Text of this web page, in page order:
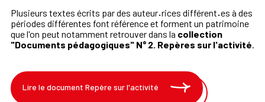
Plusieurs textes écrits par des auteur·rices différent·es à des
périodes différentes font référence et forment un patrimoine
que l'on peut notamment retrouver dans la collection
"Documents pédagogiques" N° 2. Repères sur l'activité.
Lire le document Repère sur l'activité